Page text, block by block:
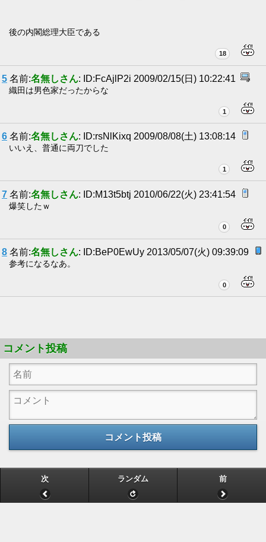
後の内閣総理大臣である
18
5 名前:名無しさん: ID:FcAjlP2i 2009/02/15(日) 10:22:41
織田は男色家だったからな
1
6 名前:名無しさん: ID:rsNlKixq 2009/08/08(土) 13:08:14
いいえ、普通に両刀でした
1
7 名前:名無しさん: ID:M13t5btj 2010/06/22(火) 23:41:54
爆笑したｗ
0
8 名前:名無しさん: ID:BeP0EwUy 2013/05/07(火) 09:39:09
参考になるなあ。
0
コメント投稿
コメント投稿
次 ランダム 前